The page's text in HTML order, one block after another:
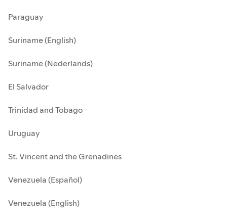
Paraguay
Suriname (English)
Suriname (Nederlands)
El Salvador
Trinidad and Tobago
Uruguay
St. Vincent and the Grenadines
Venezuela (Español)
Venezuela (English)